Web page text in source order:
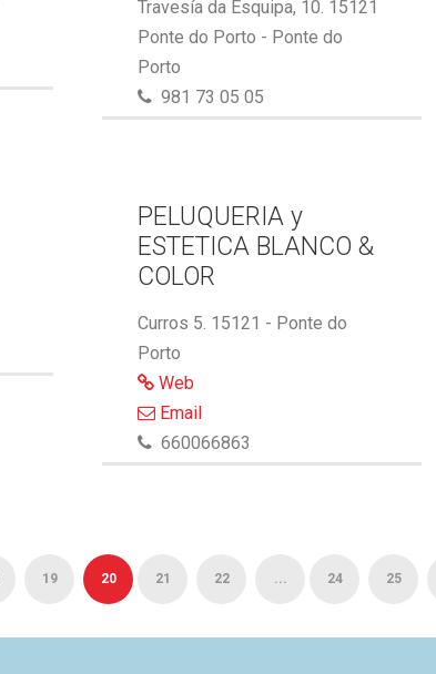
Travesía da Esquipa, 10. 15121
Ponte do Porto - Ponte do
Porto
981 73 05 05
PELUQUERIA y
ESTETICA BLANCO &
COLOR
Curros 5. 15121 - Ponte do
Porto
Web
Email
660066863
19 20 21 22 ... 24 25